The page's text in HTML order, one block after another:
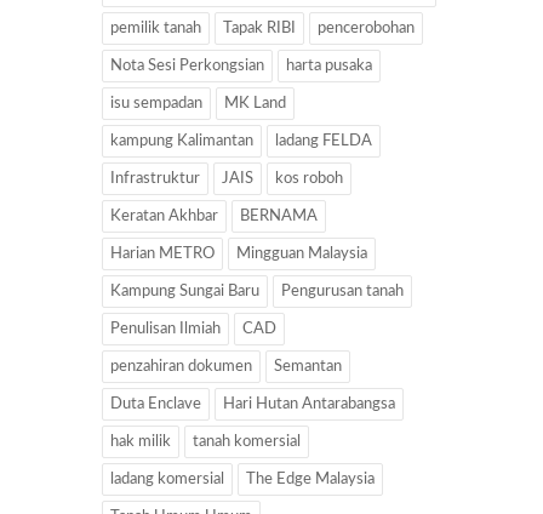
pemilik tanah Tapak RIBI pencerobohan
Nota Sesi Perkongsian harta pusaka
isu sempadan MK Land
kampung Kalimantan ladang FELDA
Infrastruktur JAIS kos roboh
Keratan Akhbar BERNAMA
Harian METRO Mingguan Malaysia
Kampung Sungai Baru Pengurusan tanah
Penulisan Ilmiah CAD
penzahiran dokumen Semantan
Duta Enclave Hari Hutan Antarabangsa
hak milik tanah komersial
ladang komersial The Edge Malaysia